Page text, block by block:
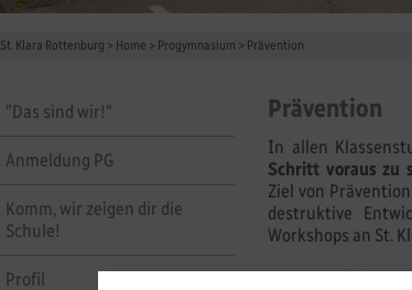
St. Klara Rottenburg > Home > Progymnasium > Prävention
"Das sind wir!"
Anmeldung PG
Komm, wir zeigen dir die
Schule!
Profil
Prävention
In allen
Schritt voraus zu
Ziel von
destruktive
Workshops an St.